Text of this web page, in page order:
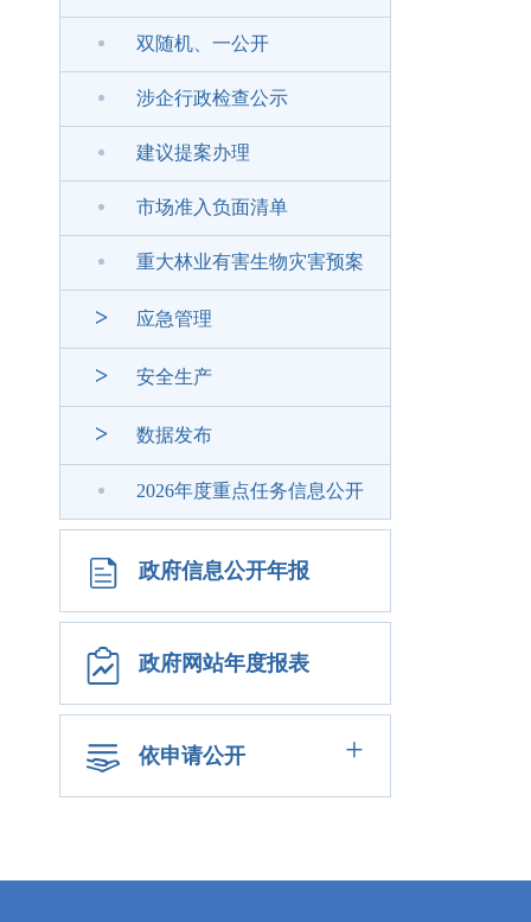
双随机、一公开
涉企行政检查公示
建议提案办理
市场准入负面清单
重大林业有害生物灾害预案
> 应急管理
> 安全生产
> 数据发布
2026年度重点任务信息公开
政府信息公开年报
政府网站年度报表
依申请公开 +